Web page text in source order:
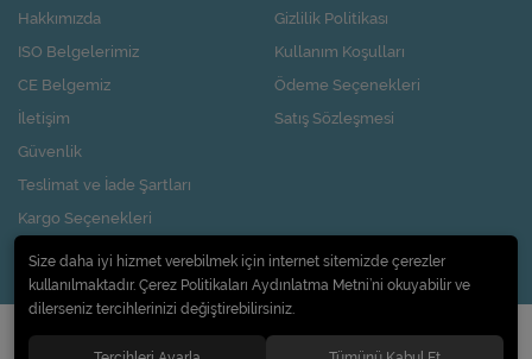
Hakkımızda
ISO Belgelerimiz
CE Belgemiz
İletişim
Güvenlik
Teslimat ve İade Şartları
Kargo Seçenekleri
Nasıl Kupon Kazanırım?
Gizlilik Politikası
Kullanım Koşulları
Ödeme Seçenekleri
Satış Sözleşmesi
© 2020Pi Design İç ve Dış Ticaret Limited Şirketi. Tüm hakları saklıdır.
Size daha iyi hizmet verebilmek için internet sitemizde çerezler
kullanılmaktadır. Çerez Politikaları Aydınlatma Metni’ni okuyabilir ve
dilerseniz tercihlerinizi değiştirebilirsiniz.